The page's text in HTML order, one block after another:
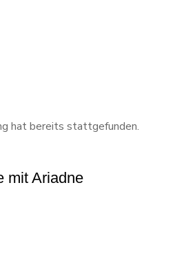
hat bereits stattgefunden.
mit Ariadne